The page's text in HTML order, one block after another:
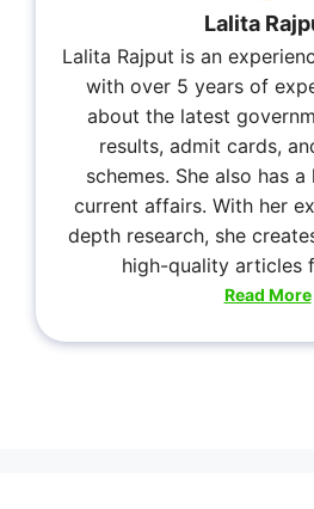
Lalita
Lalita Rajput is an
with over 5 years of
about the latest
results, admit cards,
schemes. She also has
current affairs. With her
depth research, she
high-quality articles
Read More